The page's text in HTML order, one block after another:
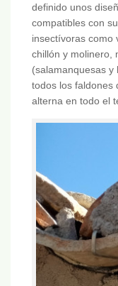
definido unos
compatibles con
insectívoras como
chillón y molinero,
(salamanquesas y
todos los faldones
alterna en todo el